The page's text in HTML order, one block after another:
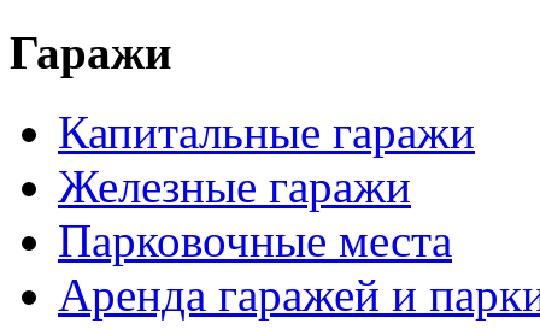
Гаражи
Капитальные гаражи
Железные гаражи
Парковочные места
Аренда гаражей и